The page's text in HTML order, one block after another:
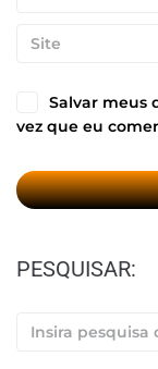
Salvar meus
vez que eu
PESQUISAR: